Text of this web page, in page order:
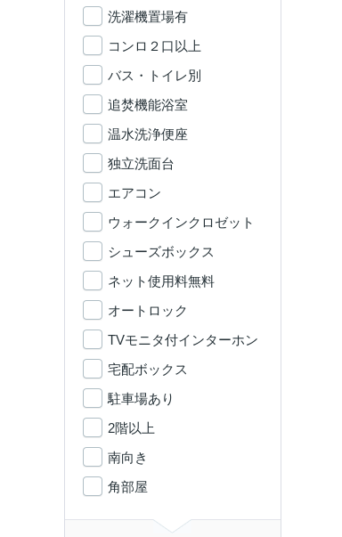
洗濯機置場有
コンロ２口以上
バス・トイレ別
追焚機能浴室
温水洗浄便座
独立洗面台
エアコン
ウォークインクロゼット
シューズボックス
ネット使用料無料
オートロック
TVモニタ付インターホン
宅配ボックス
駐車場あり
2階以上
南向き
角部屋